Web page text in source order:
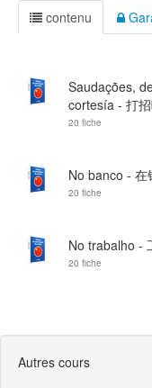
contenu
Saudações,
cortesía - 打
20 fiche
No banco - 在
20 fiche
No trabalho -
20 fiche
Autres cours